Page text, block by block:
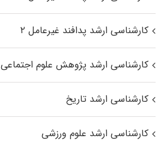
کارشناسی ارشد پدافند غیرعامل ۲
کارشناسی ارشد پژوهش علوم اجتماعی
کارشناسی ارشد تاریخ
کارشناسی ارشد علوم ورزشی